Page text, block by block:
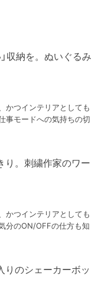
収納を。ぬいぐるみ
かつインテリアとしても
事モードへの気持ちの切
り。刺繍作家のワー
かつインテリアとしても
分のON/OFFの仕方も知
りのシェーカーボッ